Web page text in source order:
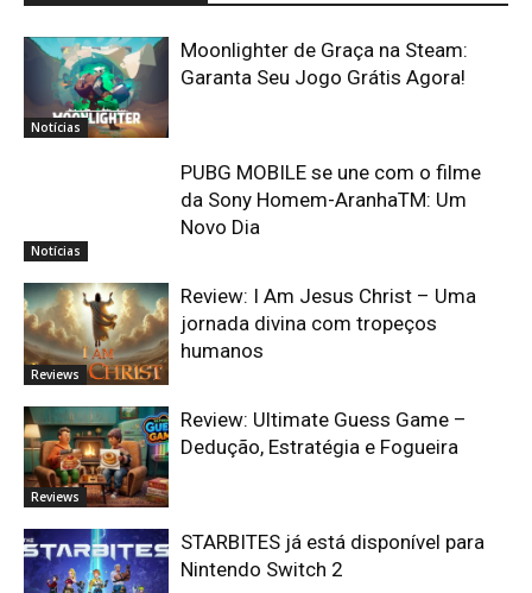
Notícias
Moonlighter de Graça na Steam:
Garanta Seu Jogo Grátis Agora!
Notícias
PUBG MOBILE se une com o filme
da Sony Homem-AranhaTM: Um
Novo Dia
Reviews
Review: I Am Jesus Christ – Uma
jornada divina com tropeços
humanos
Reviews
Review: Ultimate Guess Game –
Dedução, Estratégia e Fogueira
STARBITES já está disponível para
Nintendo Switch 2